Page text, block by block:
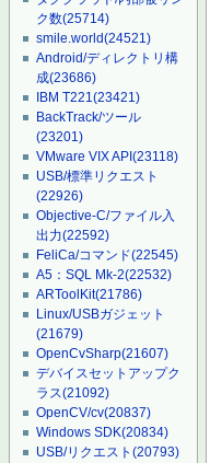
ク数(25714)
smile.world(24521)
Android/ディレクトリ構
成(23686)
IBM T221(23421)
BackTrack/ツール
(23201)
VMware VIX API(23118)
USB/標準リクエスト
(22926)
Objective-C/ファイル入
出力(22592)
FeliCa/コマンド(22545)
A5：SQL Mk-2(22532)
ARToolKit(21786)
Linux/USBガジェット
(21679)
OpenCvSharp(21607)
デバイスセットアップク
ラス(21092)
OpenCV/cv(20837)
Windows SDK(20834)
USB/リクエスト(20793)